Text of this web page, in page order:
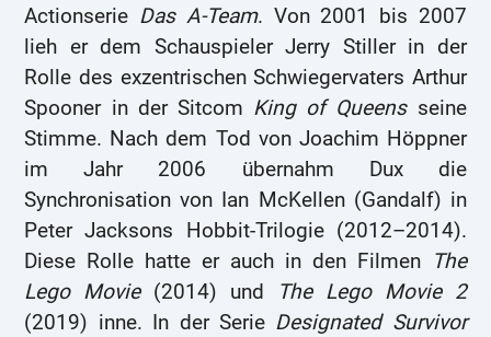
Actionserie Das A-Team. Von 2001 bis 2007
lieh er dem Schauspieler Jerry Stiller in der
Rolle des exzentrischen Schwiegervaters Arthur
Spooner in der Sitcom King of Queensseine
Stimme. Nach dem Tod von Joachim Höppner
im Jahr 2006 übernahm Dux die
Synchronisation von Ian McKellen (Gandalf) in
Peter Jacksons Hobbit-Trilogie (2012–2014).
Diese Rolle hatte er auch in den Filmen The
Lego Movie(2014) und
The Lego Movie 2
(2019) inne. In der Serie Designated Survivor